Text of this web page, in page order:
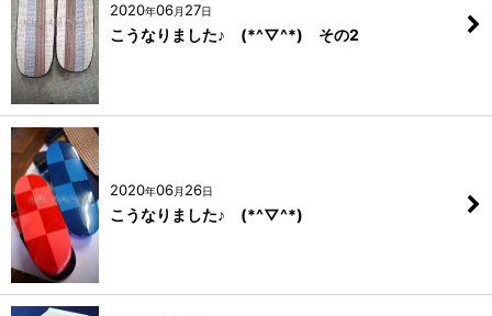
2020年06月 27日
こうなりました♪ (*^▽^*) その2
2020年06月 26日
こうなりました♪ (*^▽^*)